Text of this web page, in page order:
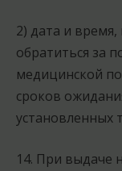
2) дата и
обратиться за
медицинской
сроков
установленных
14. При выдаче